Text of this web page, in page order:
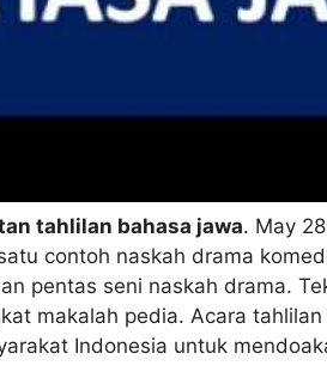
tahlilan bahasa jawa. May
contoh naskah drama
pentas seni naskah drama.
makalah pedia. Acara
Indonesia untuk